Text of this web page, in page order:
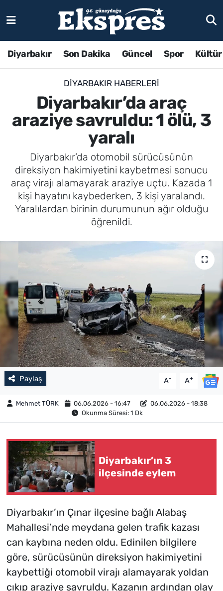
Diyarbakır Son Dakika Güncel Spor
DIYARBAKIR HABERLERI
Diyarbakır’da araç
araziye savruldu: 1 ölü, 3
yaralı
Diyarbakır’da otomobil sürücüsünün
direksiyon hakimiyetini kaybetmesi sonucu
araç virajı alamayarak araziye uçtu. Kazada 1
kişi hayatını kaybederken, 3 kişi yaralandı.
Yaralılardan birinin durumunun ağır olduğu
öğrenildi.
Paylaş A- A+
Mehmet TÜRK 06.06.2026 - 16:47
06.06.2026 - 18:38
Okunma Süresi: 1 Dk
Diyarbakır’ın 3
ilçesinde eylem
Diyarbakır’ın Çınar ilçesine bağlı Alabaş
Mahallesi’nde meydana gelen trafik kazası
can kaybına neden oldu. Edinilen bilgilere
göre, sürücüsünün direksiyon hakimiyetini
kaybettiği otomobil virajı alamayarak yoldan
çıkıp araziye savruldu. Kazanın ardından olay